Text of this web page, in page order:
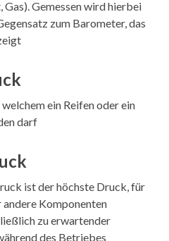
Gemessen wird hierbei
zum Barometer, das
ein Reifen oder ein
darf
ist der höchste Druck, für
andere Komponenten
zu erwartender
des Betriebes